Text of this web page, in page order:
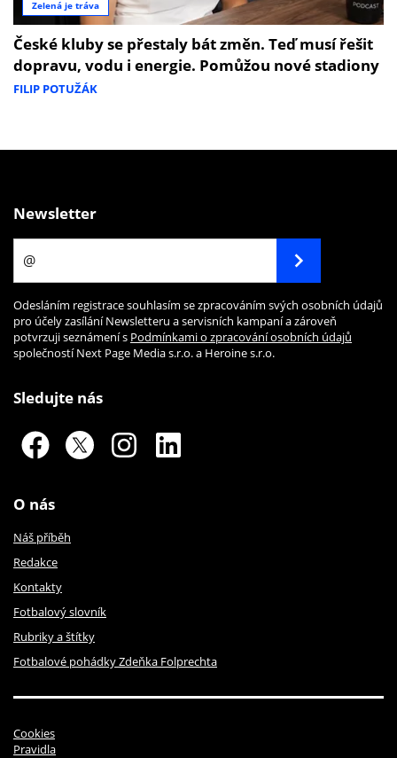
Zelená je tráva
České kluby se přestaly bát změn. Teď musí řešit
dopravu, vodu i energie. Pomůžou nové stadiony
FILIP POTUŽÁK
Newsletter
Odesláním registrace souhlasím se zpracováním svých osobních údajů
pro účely zasílání Newsletteru a servisních kampaní a zároveň
potvrzuji seznámení s Podmínkami o zpracování osobních údajů
společností Next Page Media s.r.o. a Heroine s.r.o.
Sledujte nás
O nás
Náš příběh
Redakce
Kontakty
Fotbalový slovník
Rubriky a štítky
Fotbalové pohádky Zdeňka Folprechta
Cookies
Pravidla